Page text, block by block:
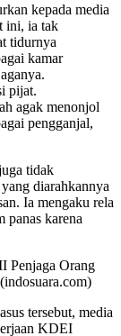
kepada media
ini, ia tak
tidurnya
kamar
pijat.
agak menonjol
pengganjal,
tidak
diarahkannya
Ia mengaku rela
panas karena
Penjaga Orang
tersebut, media
KDEI